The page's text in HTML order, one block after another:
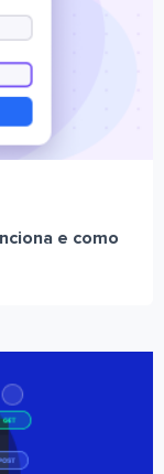
e como